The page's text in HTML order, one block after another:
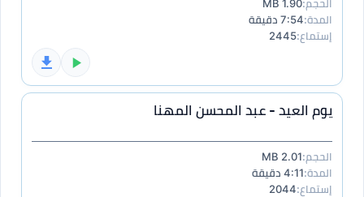
الحجم:1.90 MB
المدة:7:54 دقيقة
إستماع:2445
يوم العيد - عبد المحسن المهنا
الحجم:2.01 MB
المدة:4:11 دقيقة
إستماع:2044